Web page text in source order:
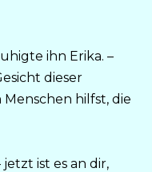
ihn Erika. –
dieser
hilfst, die
ist es an dir,